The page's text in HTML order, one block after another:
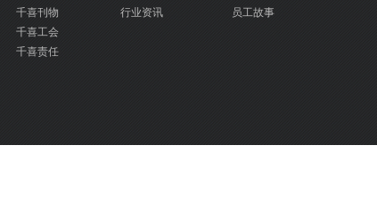
行业资讯
员工故事
千喜刊物
千喜工会
千喜责任